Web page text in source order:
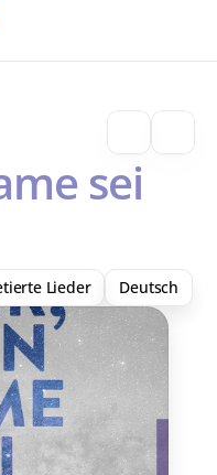
sei
Lieder Deutsch